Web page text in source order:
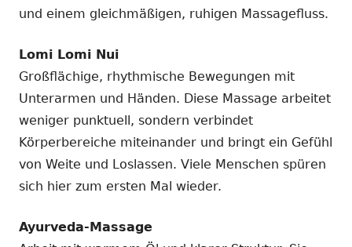
und einem gleichmäßigen, ruhigen Massagefluss.
Lomi Lomi Nui
Großflächige, rhythmische Bewegungen mit
Unterarmen und Händen. Diese Massage arbeitet
weniger punktuell, sondern verbindet
Körperbereiche miteinander und bringt ein Gefühl
von Weite und Loslassen. Viele Menschen spüren
sich hier zum ersten Mal wieder.
Ayurveda-Massage